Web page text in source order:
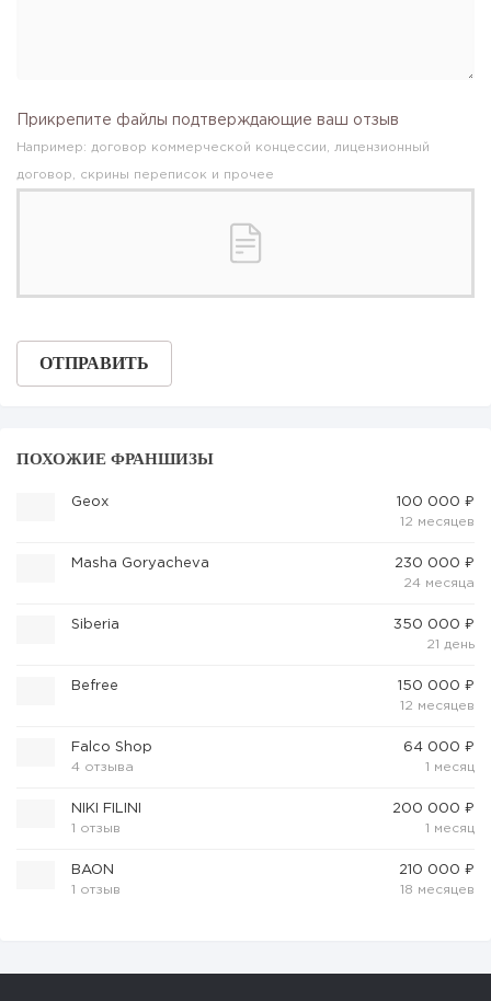
Прикрепите файлы подтверждающие ваш отзыв
Например: договор коммерческой концессии, лицензионный
договор, скрины переписок и прочее
ПОХОЖИЕ ФРАНШИЗЫ
Geox
100 000 ₽
12 месяцев
Masha Goryacheva
230 000 ₽
24 месяца
Siberia
350 000 ₽
21 день
Вefree
150 000 ₽
12 месяцев
Falco Shop
4 отзыва
64 000 ₽
1 месяц
NIKI FILINI
1 отзыв
200 000 ₽
1 месяц
BAON
1 отзыв
210 000 ₽
18 месяцев